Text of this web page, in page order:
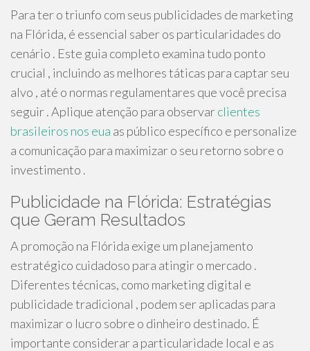
Para ter o triunfo com seus publicidades de marketing
na Flórida, é essencial saber os particularidades do
cenário . Este guia completo examina tudo ponto
crucial , incluindo as melhores táticas para captar seu
alvo , até o normas regulamentares que você precisa
seguir . Aplique atenção para observarclientes
brasileiros nos eua as público específico e personalize
a comunicação para maximizar o seu retorno sobre o
investimento .
Publicidade na Flórida: Estratégias
que Geram Resultados
A promoção na Flórida exige um planejamento
estratégico cuidadoso para atingir o mercado .
Diferentes técnicas, como marketing digital e
publicidade tradicional , podem ser aplicadas para
maximizar o lucro sobre o dinheiro destinado. É
importante considerar a particularidade local e as